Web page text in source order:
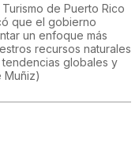
de Puerto Rico
que el gobierno
un enfoque más
recursos naturales
globales y
Muñiz)